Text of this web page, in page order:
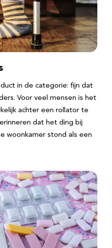
in de categorie: fijn dat
Voor veel mensen is het
achter een rollator te
dat het ding bij
woonkamer stond als een